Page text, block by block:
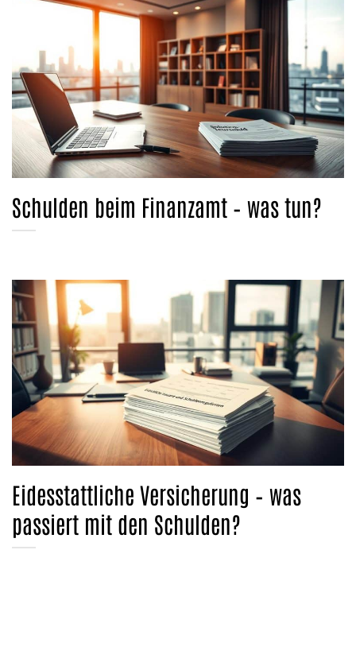
Schulden beim Finanzamt – was tun?
Eidesstattliche Versicherung – was
passiert mit den Schulden?